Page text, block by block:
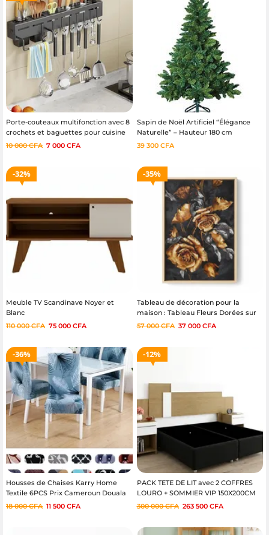
Porte-couteaux multifonction avec 8
crochets et baguettes pour cuisine
10 000CFA 7 000 CFA
Sapin de Noël Artificiel “Élégance
Naturelle” – Hauteur 180 cm
39 300 CFA
32%
Meuble TV Scandinave Noyer et
Blanc
110 000CFA 75 000 CFA
35%
Tableau de décoration pour la
maison : Tableau Fleurs Dorées sur
Fond Sombre
57 000CFA 37 000 CFA
36%
Housses de Chaises Karry Home
Textile 6PCS Prix Cameroun Douala
Yaoundé
18 000CFA 11 500 CFA
12%
PACK TETE DE LIT avec 2 COFFRES
LOURO + SOMMIER VIP 150X200CM
en toile SOM-1520VIP2
300 000CFA 263 500 CFA